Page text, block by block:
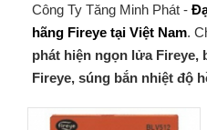
Công Ty Tăng Minh Phát -
hãng Fireye tại Việt Nam.
phát hiện ngọn lửa Fireye,
Fireye, súng bắn nhiệt độ